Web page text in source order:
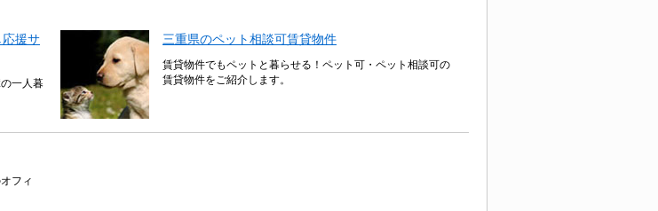
援サ
一人暮
三重県のペット相談可賃貸物件
賃貸物件でもペットと暮らせる！ペット可・ペット相談可の
賃貸物件をご紹介します。
フィ